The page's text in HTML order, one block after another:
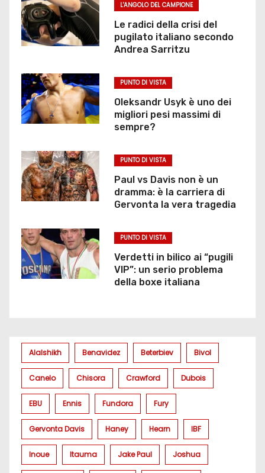
L'ANGOLO DEL CAMPIONE
Le radici della crisi del
pugilato italiano secondo
Andrea Sarritzu
PUNTO DI VISTA
Oleksandr Usyk è uno dei
migliori pesi massimi di
sempre?
PUNTO DI VISTA
Paul vs Davis non è un
dramma: è la carriera di
Gervonta la vera tragedia
PUNTO DI VISTA
Verdetti in bilico ai “pugili
VIP”: un serio problema
della boxe italiana
Alalshikh Benavidez Beterbiev Bivol
Canelo Chisora Crawford Dubois
EBU Ennis Fundora Fury
Gervonta Davis Haney Hearn IBF
Inoue Itauma Jake Paul Joshua